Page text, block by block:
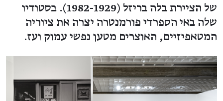
של הציירת בלה בריזל (1982-1929). בסטודיו
שלה באי הספרדי פורמנטרה יצרה את ציוריה
המטאפיזיים, האוצרים מטען נפשי עמוק ועז.